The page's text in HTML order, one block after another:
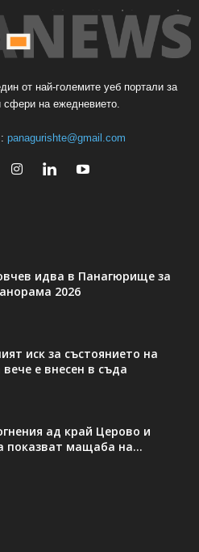
от най-големите уеб портали за
сфери на ежедневието.
panagurishte@gmail.com
идва в Панагюрище за
2026
иск за състоянието на
е внесен в съда
ад край Церово и
показват мащаба на...